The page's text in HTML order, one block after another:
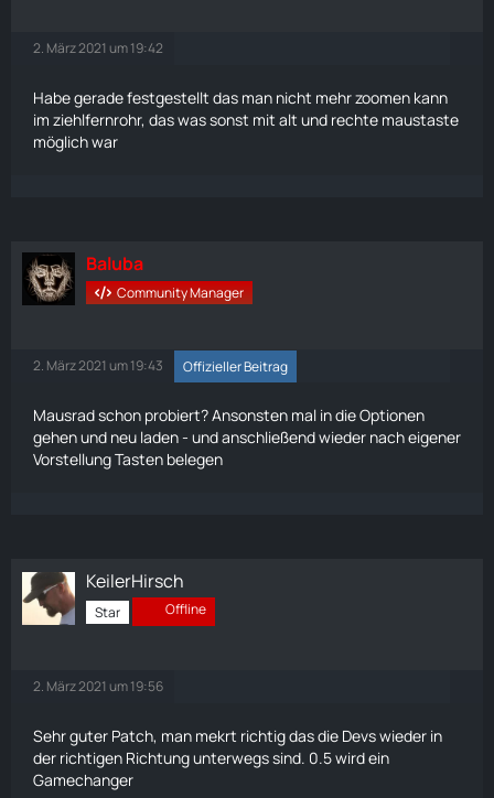
2. März 2021 um 19:42
Habe gerade festgestellt das man nicht mehr zoomen kann
im ziehlfernrohr, das was sonst mit alt und rechte maustaste
möglich war
Baluba
Community Manager
2. März 2021 um 19:43 Offizieller Beitrag
Mausrad schon probiert? Ansonsten mal in die Optionen
gehen und neu laden - und anschließend wieder nach eigener
Vorstellung Tasten belegen
KeilerHirsch
Star Offline
2. März 2021 um 19:56
Sehr guter Patch, man mekrt richtig das die Devs wieder in
der richtigen Richtung unterwegs sind. 0.5 wird ein
Gamechanger